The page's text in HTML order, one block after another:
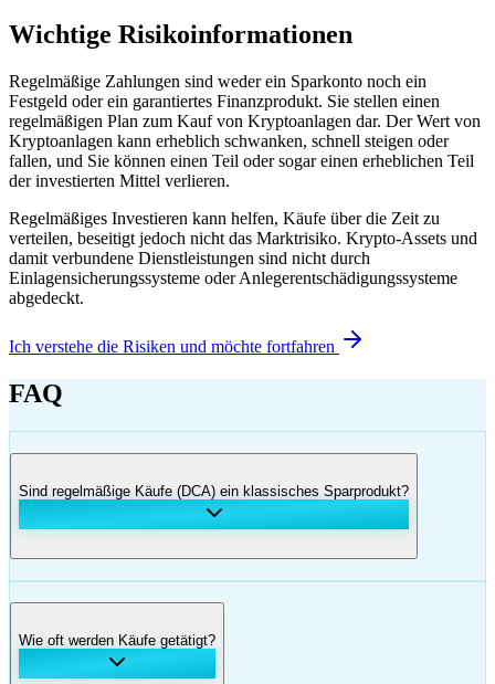
Wichtige Risikoinformationen
Regelmäßige Zahlungen sind weder ein Sparkonto noch ein
Festgeld oder ein garantiertes Finanzprodukt. Sie stellen einen
regelmäßigen Plan zum Kauf von Kryptoanlagen dar. Der Wert von
Kryptoanlagen kann erheblich schwanken, schnell steigen oder
fallen, und Sie können einen Teil oder sogar einen erheblichen Teil
der investierten Mittel verlieren.
Regelmäßiges Investieren kann helfen, Käufe über die Zeit zu
verteilen, beseitigt jedoch nicht das Marktrisiko. Krypto-Assets und
damit verbundene Dienstleistungen sind nicht durch
Einlagensicherungssysteme oder Anlegerentschädigungssysteme
abgedeckt.
Ich verstehe die Risiken und möchte fortfahren
FAQ
Sind regelmäßige Käufe (DCA) ein klassisches Sparprodukt?
Wie oft werden Käufe getätigt?